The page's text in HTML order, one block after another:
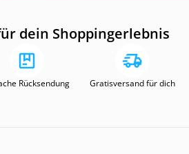
dein Shoppingerlebnis
Rücksendung Gratisversand für dich